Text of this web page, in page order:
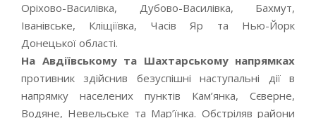
Оріхово-Василівка, Дубово-Василівка, Бахмут,
Іванівське, Кліщіївка, Часів Яр та Нью-Йорк
Донецької області.
На Авдіївському та Шахтарському напрямках
противник здійснив безуспішні наступальні дії в
напрямку населених пунктів Кам’янка, Сєверне,
Водяне, Невельське та Мар’їнка. Обстріляв райони